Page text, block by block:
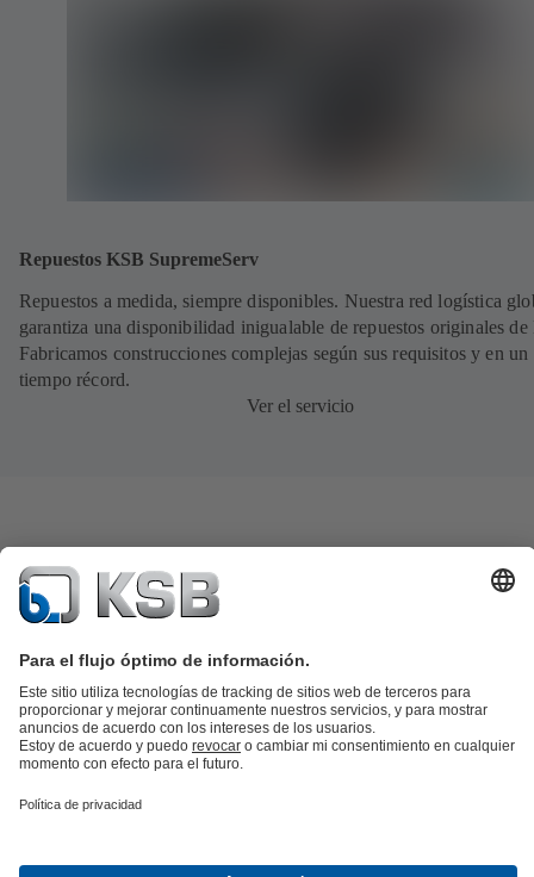
Repuestos KSB SupremeServ
Repuestos a medida, siempre disponibles. Nuestra red logística
garantiza una disponibilidad inigualable de repuestos originales
Fabricamos construcciones complejas según sus requisitos y en un
tiempo récord.
Ver el servicio
Catálogo de productosRepuestos KSB
SupremeServKSB SupremeServ: Premium service for pumps and